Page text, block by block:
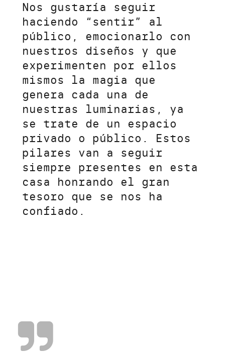
Nos gustaría seguir
haciendo “sentir” al
público, emocionarlo con
nuestros diseños y que
experimenten por ellos
mismos la magia que
genera cada una de
nuestras luminarias, ya
se trate de un espacio
privado o público. Estos
pilares van a seguir
siempre presentes en esta
casa honrando el gran
tesoro que se nos ha
confiado.